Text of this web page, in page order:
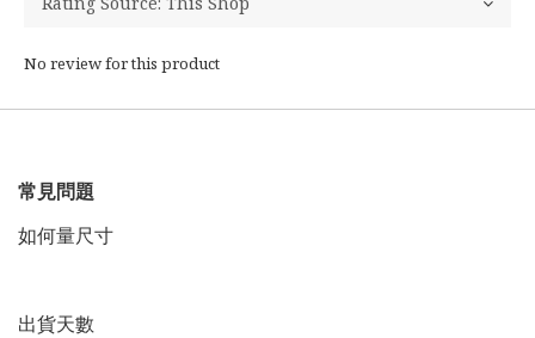
No review for this product
常見問題
如何量尺寸
出貨天數